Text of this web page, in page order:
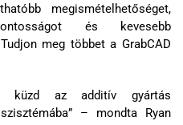
megismételhetőséget,
és kevesebb
meg többet a GrabCAD
küzd az additív gyártás
– mondta Ryan